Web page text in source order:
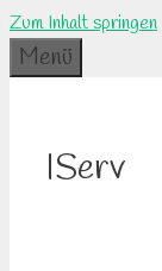
Zum Inhalt springen
Menü
IServ